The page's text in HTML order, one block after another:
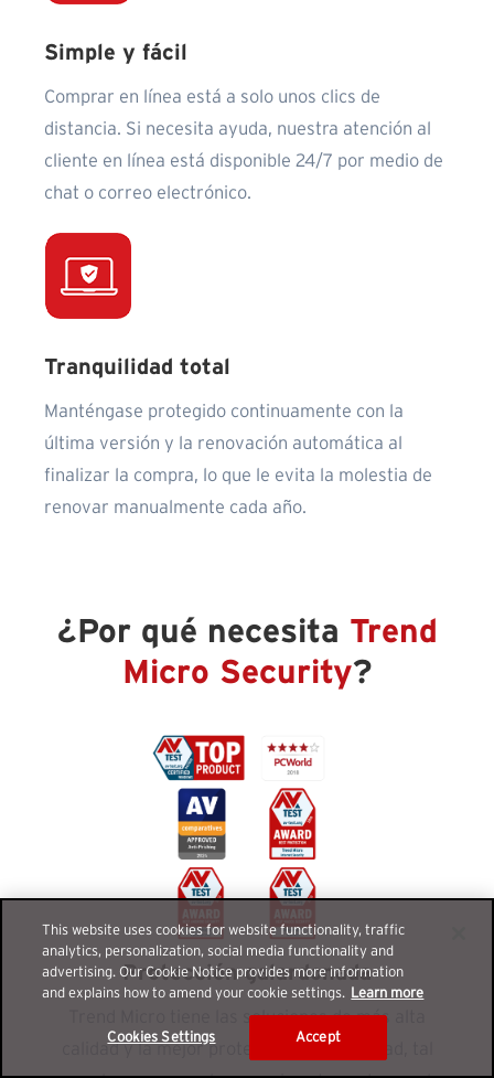
Simple y fácil
Comprar en línea está a solo unos clics de
distancia. Si necesita ayuda, nuestra atención al
cliente en línea está disponible 24/7 por medio de
chat o correo electrónico.
Tranquilidad total
Manténgase protegido continuamente con la
última versión y la renovación automática al
finalizar la compra, lo que le evita la molestia de
renovar manualmente cada año.
¿Por qué necesita Trend
Micro Security?
Protección galardonada
Trend Micro tiene las soluciones de más alta
calidad y la mejor protección de seguridad, tal
This website uses cookies for website functionality, traffic
analytics, personalization, social media functionality and
advertising. Our Cookie Notice provides more information
and explains how to amend your cookie settings. Learn more
Cookies Settings Accept